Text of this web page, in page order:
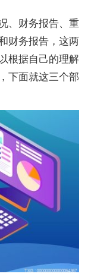
、财务报告、重
财务报告，这两
根据自己的理解
下面就这三个部